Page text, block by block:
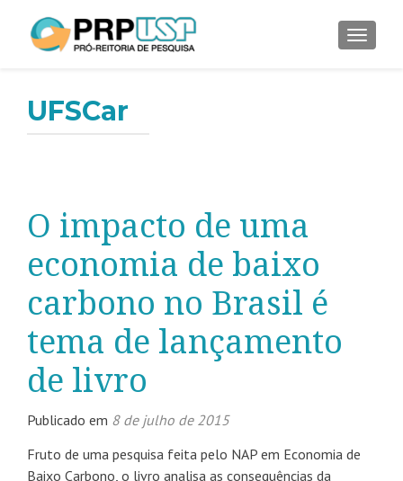
UFSCar
O impacto de uma
economia de baixo
carbono no Brasil é
tema de lançamento
de livro
Publicado em 8 de julho de 2015
Fruto de uma pesquisa feita pelo NAP em Economia de
Baixo Carbono, o livro analisa as consequências da